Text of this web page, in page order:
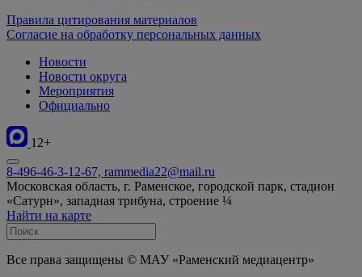
Правила цитирования материалов
Согласие на обработку персональных данных
Новости
Новости округа
Мероприятия
Официально
12+
8-496-46-3-12-67, rammedia22@mail.ru
Московская область, г. Раменское, городской парк, стадион
«Сатурн», западная трибуна, строение ¼
Найти на карте
Все права защищены © МАУ «Раменский медиацентр»